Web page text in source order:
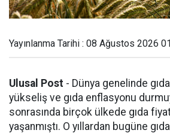
Yayınlanma Tarihi : 08 Ağustos 2026
Ulusal Post - Dünya genelinde
yükseliş ve gıda enflasyonu
sonrasında birçok ülkede gıda
yaşanmıştı. O yıllardan bugüne